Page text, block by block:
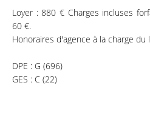
Loyer : 880 € Charges incluses
60 €.
Honoraires d'agence à la charge du
DPE : G (696)
GES : C (22)